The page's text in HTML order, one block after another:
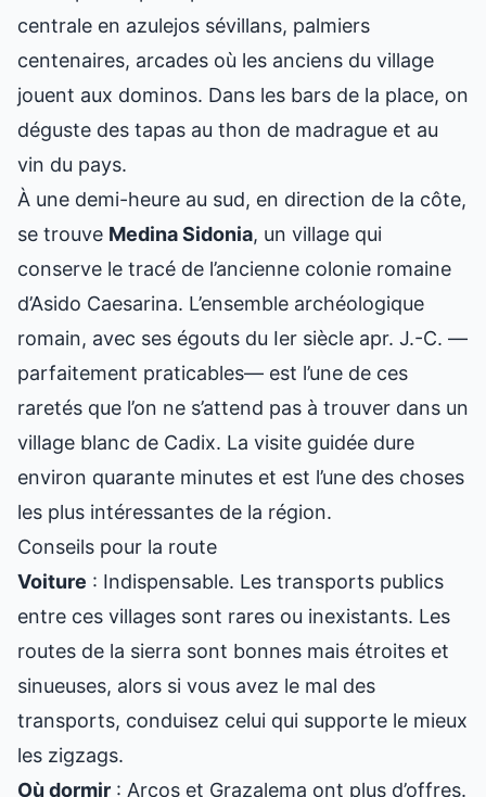
centrale en azulejos sévillans, palmiers
centenaires, arcades où les anciens du village
jouent aux dominos. Dans les bars de la place, on
déguste des tapas au thon de madrague et au
vin du pays.
À une demi-heure au sud, en direction de la côte,
se trouve Medina Sidonia, un village qui
conserve le tracé de l’ancienne colonie romaine
d’Asido Caesarina. L’ensemble archéologique
romain, avec ses égouts du Ier siècle apr. J.-C. —
parfaitement praticables— est l’une de ces
raretés que l’on ne s’attend pas à trouver dans un
village blanc de Cadix. La visite guidée dure
environ quarante minutes et est l’une des choses
les plus intéressantes de la région.
Conseils pour la route
Voiture : Indispensable. Les transports publics
entre ces villages sont rares ou inexistants. Les
routes de la sierra sont bonnes mais étroites et
sinueuses, alors si vous avez le mal des
transports, conduisez celui qui supporte le mieux
les zigzags.
Où dormir : Arcos et Grazalema ont plus d’offres.